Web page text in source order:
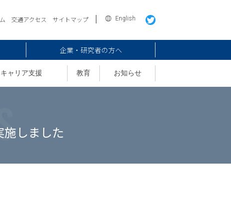
交通アクセス サイトマップ English
企業・研究者の方へ
ャリア支援 教育 お知らせ
しました